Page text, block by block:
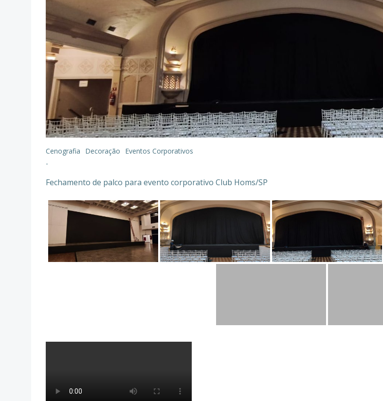
Cenografia Decoração
Eventos Corporativos
-
Fechamento de palco para evento corporativo Club Homs/SP